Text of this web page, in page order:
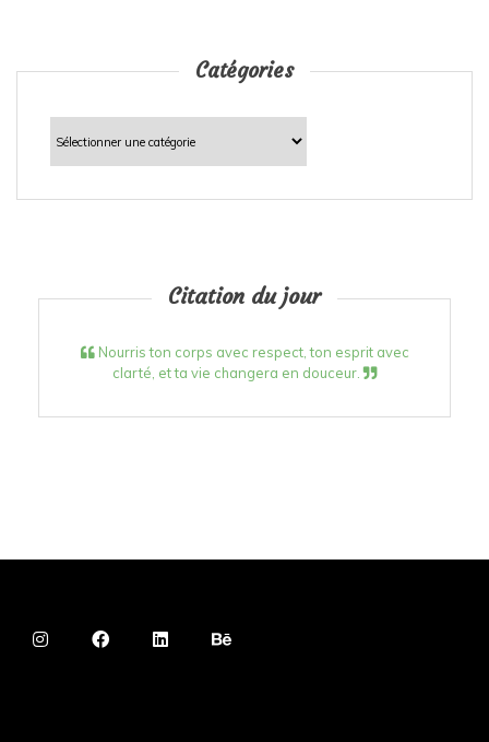
Catégories
Catégories
Citation du jour
Nourris ton corps avec respect, ton esprit avec
clarté, et ta vie changera en douceur.